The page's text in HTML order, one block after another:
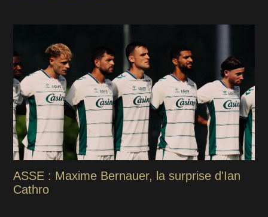
ASSE : Maxime Bernauer, la surprise d'Ian
Cathro